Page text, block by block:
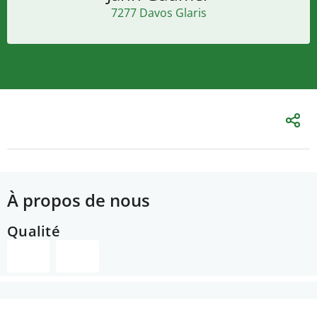
7277 Davos Glaris
À propos de nous
Qualité